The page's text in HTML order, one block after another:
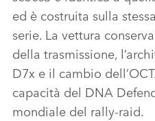
ed è costruita sulla
serie. La vettura
della trasmissione,
D7x e il cambio
capacità del DNA
mondiale del rally‑raid.